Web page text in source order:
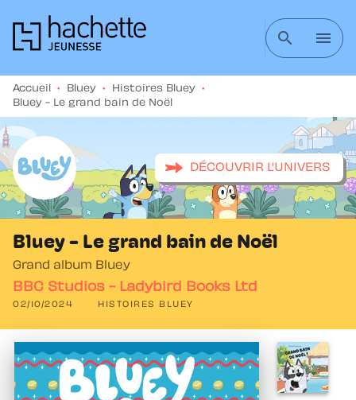
MENU RECHERCHE CONTENU
search menu
Accueil • Bluey • Histoires Bluey
•
Bluey - Le grand bain de Noël
DÉCOUVRIR L'UNIVERS
Bluey - Le grand bain de Noël
Grand album Bluey
BBC Studios - Ladybird Books Ltd
02/10/2024 HISTOIRES BLUEY